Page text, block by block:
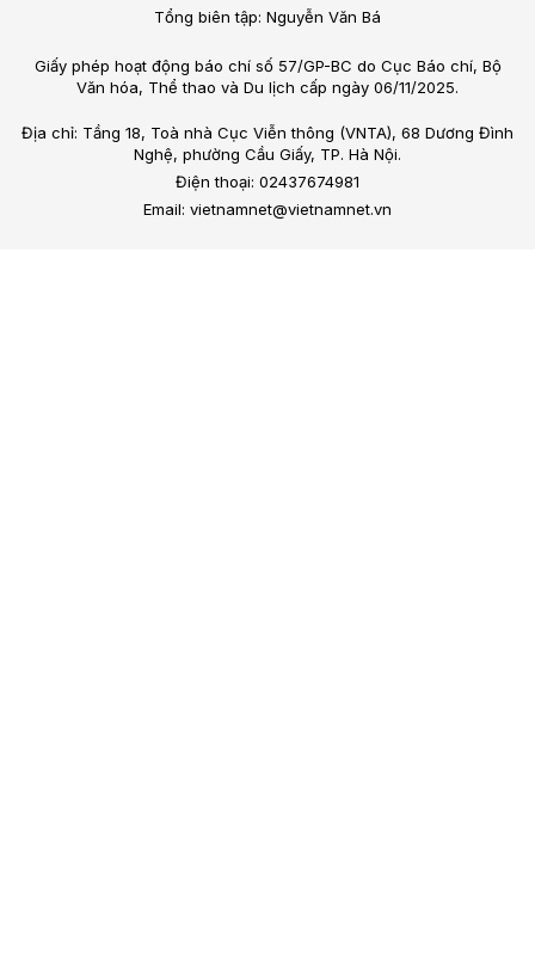
Tổng biên tập: Nguyễn Văn Bá
Giấy phép hoạt động báo chí số 57/GP-BC do Cục Báo chí, Bộ
Văn hóa, Thể thao và Du lịch cấp ngày 06/11/2025.
Địa chỉ: Tầng 18, Toà nhà Cục Viễn thông (VNTA), 68 Dương Đình
Nghệ, phường Cầu Giấy, TP. Hà Nội.
Điện thoại: 02437674981
Email: vietnamnet@vietnamnet.vn